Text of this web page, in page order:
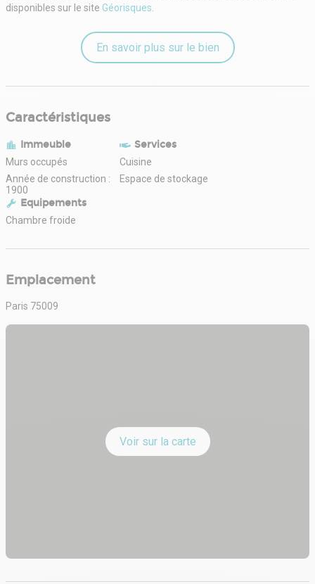
disponibles sur le site Géorisques
En savoir plus sur le bien
Caractéristiques
Immeuble
Murs occupés
Année de construction :
1900
Services
Cuisine
Espace de stockage
Equipements
Chambre froide
Emplacement
Paris 75009
Voir sur la carte